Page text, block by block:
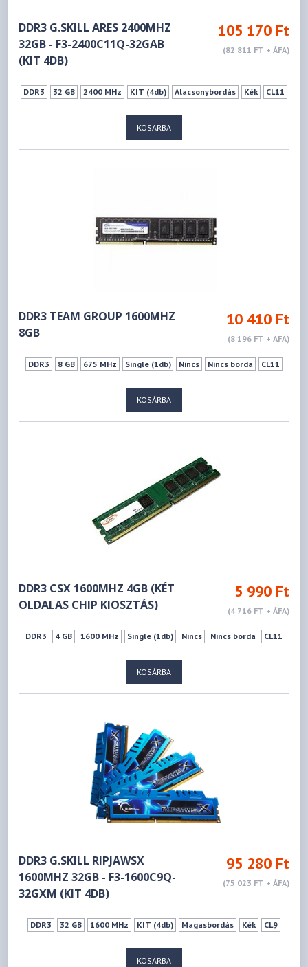
DDR3 G.SKILL ARES 2400MHZ
32GB - F3-2400C11Q-32GAB
(KIT 4DB)
105 170 Ft
(82 811 FT + ÁFA)
DDR3 32 GB 2400 MHz KIT (4db) Alacsonybordás Kék CL11
KOSÁRBA
DDR3 TEAM GROUP 1600MHZ
8GB
10 410 Ft
(8 196 FT + ÁFA)
DDR3 8 GB 675 MHz Single (1db) Nincs Nincs borda CL11
KOSÁRBA
DDR3 CSX 1600MHZ 4GB (KÉT
OLDALAS CHIP KIOSZTÁS)
5 990 Ft
(4 716 FT + ÁFA)
DDR3 4 GB 1600 MHz Single (1db) Nincs Nincs borda CL11
KOSÁRBA
DDR3 G.SKILL RIPJAWSX
1600MHZ 32GB - F3-1600C9Q-
32GXM (KIT 4DB)
95 280 Ft
(75 023 FT + ÁFA)
DDR3 32 GB 1600 MHz KIT (4db) Magasbordás Kék CL9
KOSÁRBA